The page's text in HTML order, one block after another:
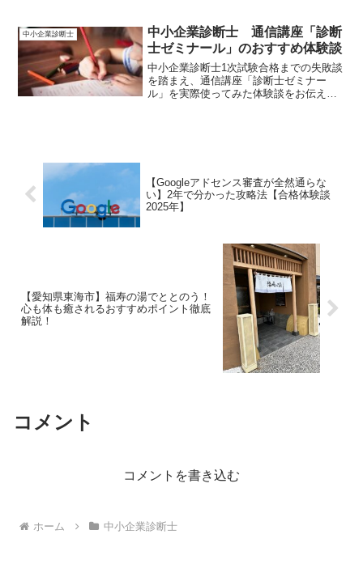
験を突破してください。
中小企業診断士
中小企業診断士 通信講座「診断
士ゼミナール」のおすすめ体験談
中小企業診断士1次試験合格までの失敗談
を踏まえ、通信講座「診断士ゼミナー
ル」を実際使ってみた体験談をお伝えし
【Googleアドセンス審査が全然通らな
い】2年で分かった攻略法【合格体験談
2025年】
【愛知県東海市】福寿の湯でととのう！
心も体も癒されるおすすめポイント徹底
解説！
コメント
コメントを書き込む
ホーム 中小企業診断士